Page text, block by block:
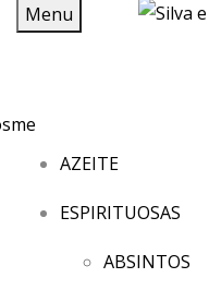
Menu
AZEITE
ESPIRITUOSAS
ABSINTOS